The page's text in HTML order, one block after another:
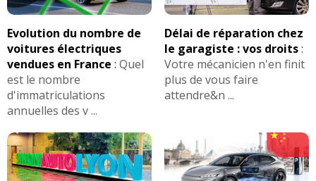
Evolution du nombre de
voitures électriques
vendues en France : Quel
est le nombre
d'immatriculations
annuelles des v ...
Délai de réparation chez
le garagiste : vos droits:
Votre mécanicien n'en finit
plus de vous faire
attendre&n ...